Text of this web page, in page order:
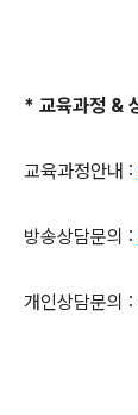
* 교육과정 &
교육과정안내 :
방송상담문의 :
개인상담문의